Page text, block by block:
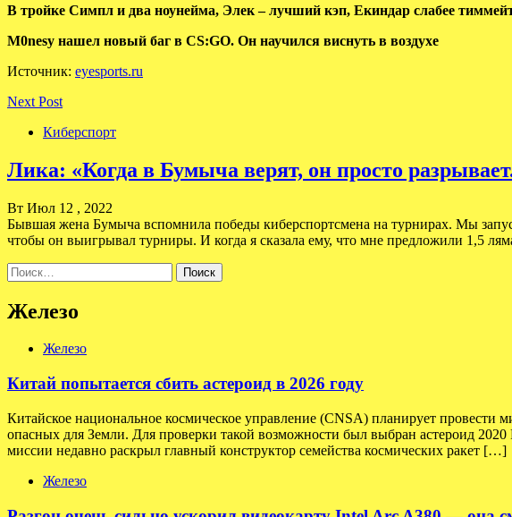
В тройке Симпл и два ноунейма, Элек – лучший кэп, Екиндар слабее
M0nesy нашел новый баг в CS:GO. Он научился виснуть в воздухе
Источник: eyesports.ru
Next Post
Киберспорт
Лика: «Когда в Бумыча верят, он просто
Вт Июл 12 , 2022
Бывшая жена Бумыча вспомнила победы киберспортсмена на турнирах. Мы
чтобы он выигрывал турниры. И когда я сказала ему, что мне предложили 1,5
Найти:
Железо
Железо
Китай попытается сбить астероид в 2026 году
Китайское национальное космическое управление (CNSA) планирует провести
опасных для Земли. Для проверки такой возможности был выбран астероид
миссии недавно раскрыл главный конструктор семейства космических ракет […]
Железо